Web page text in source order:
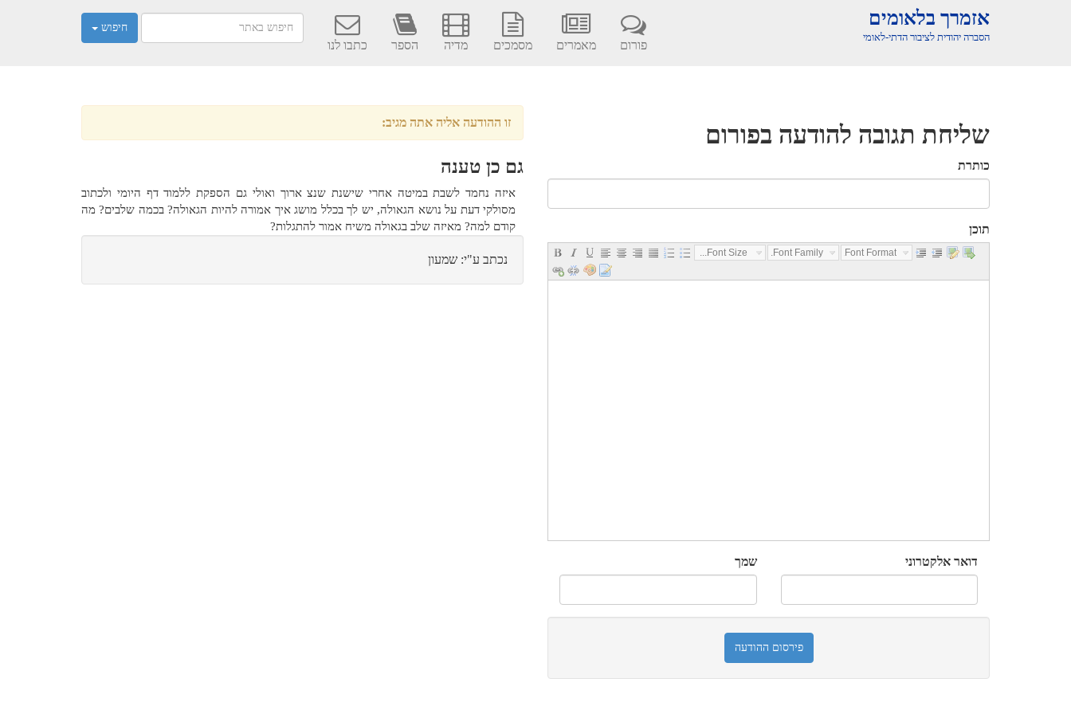
אזמרך בלאומים
הסברה יהודית לציבור הדתי-לאומי
פורום מאמרים מסמכים מדיה הספר כתבו לנו
חיפוש
שליחת תגובה להודעה בפורום
כותרת
תוכן
Font Size... Font Family... Font Format...
דואר אלקטרוני שמך
זו ההודעה אליה אתה מגיב:
גם כן טענה
איזה נחמד לשבת במיטה אחרי שישנת שנצ ארוך ואולי גם הספקת ללמוד דף היומי ולכתוב
מסולקי דעת על נושא הגאולה, יש לך בכלל מושג איך אמורה להיות הגאולה? בכמה שלבים? מה
קודם למה? מאיזה שלב בגאולה משיח אמור להתגלות?
נכתב ע"י: שמעון